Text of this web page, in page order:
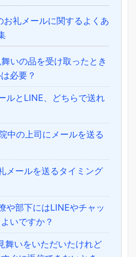
お礼メールに関するよくあ
いの品を受け取ったとき
必要？
ルとLINE、どちらで送れ
中の上司にメールを送る
メールを送るタイミング
や部下にはLINEやチャッ
いですか？
舞いをいただいたけれど